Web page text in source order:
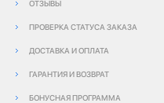
ОТЗЫВЫ
ПРОВЕРКА СТАТУСА ЗАКАЗА
ДОСТАВКА И ОПЛАТА
ГАРАНТИЯ И ВОЗВРАТ
БОНУСНАЯ ПРОГРАММА